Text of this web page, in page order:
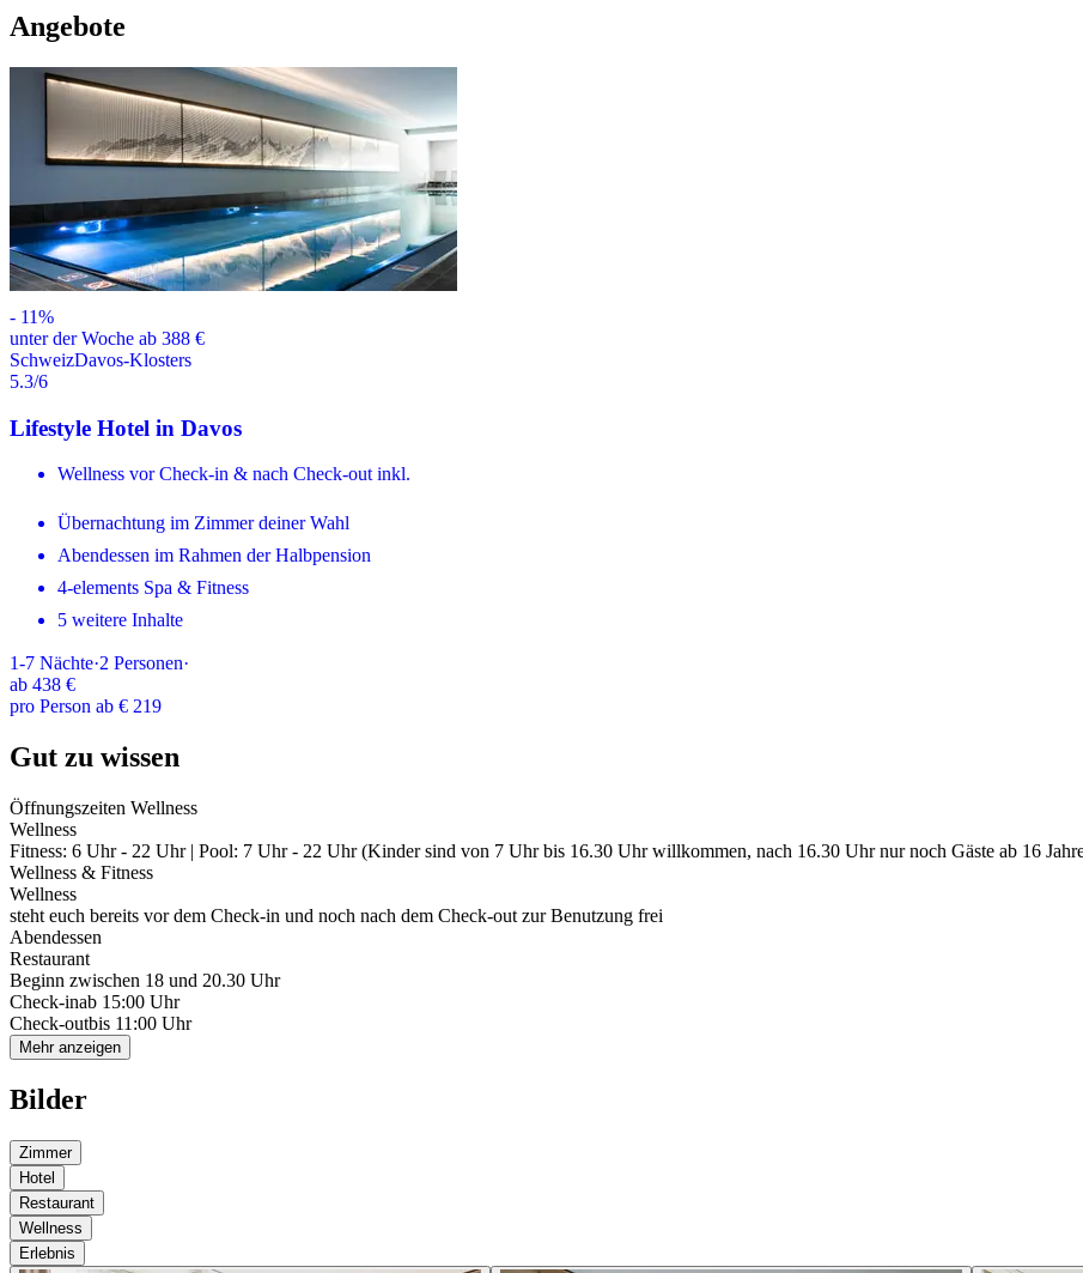
Angebote
- 11%
unter der Woche ab 388 €
SchweizDavos-Klosters
5.3/6
Lifestyle Hotel in Davos
Wellness vor Check-in & nach Check-out inkl.
Übernachtung im Zimmer deiner Wahl
Abendessen im Rahmen der Halbpension
4-elements Spa & Fitness
5 weitere Inhalte
1-7 Nächte·2 Personen·
ab 438 €
pro Person ab € 219
Gut zu wissen
Öffnungszeiten Wellness
Wellness
Fitness: 6 Uhr - 22 Uhr | Pool: 7 Uhr - 22 Uhr (Kinder sind von 7 Uhr bis 16.30 Uhr willkommen, nach 16.30 Uhr nur noch Gäste ab 16
Wellness & Fitness
Wellness
steht euch bereits vor dem Check-in und noch nach dem Check-out zur Benutzung frei
Abendessen
Restaurant
Beginn zwischen 18 und 20.30 Uhr
Check-inab 15:00 Uhr
Check-outbis 11:00 Uhr
Mehr anzeigen
Bilder
Zimmer
Hotel
Restaurant
Wellness
Erlebnis